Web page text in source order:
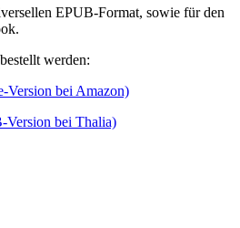
EPUB-Format, sowie für den
werden:
Version bei Amazon)
Version bei Thalia)